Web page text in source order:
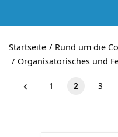
Startseite
Rund um die
Organisatorisches und
1 2 3